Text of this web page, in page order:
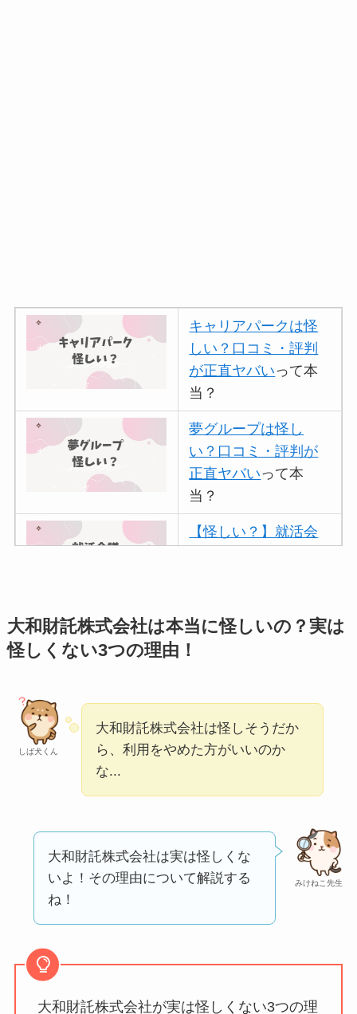
キャリアパークは怪
しい？口コミ・評判
が正直ヤバいって本
当？
夢グループは怪し
い？口コミ・評判が
正直ヤバいって本
当？
【怪しい？】就活会
アトムクリニックは
怪しい？口コミ・評
【怪しい？】帝国デ
ータバンクの口コ
う？
【怪しい？】セルプ
ロモート株式会社の
口コミ・評判
は実際
大和財託株式会社は本当に怪しいの？実は
怪しくない3つの理由！
しば犬くん
大和財託株式会社は怪しそうだか
ら、利用をやめた方がいいのか
な...
みけねこ先生
大和財託株式会社は実は怪しくな
いよ！その理由について解説する
ね！
大和財託株式会社が実は怪しくない3つの理